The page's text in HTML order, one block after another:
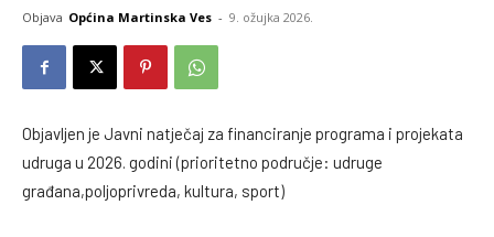
Objava Općina Martinska Ves - 9. ožujka 2026.
Objavljen je Javni natječaj za financiranje programa i projekata
udruga u 2026. godini (prioritetno područje: udruge
građana,poljoprivreda, kultura, sport)